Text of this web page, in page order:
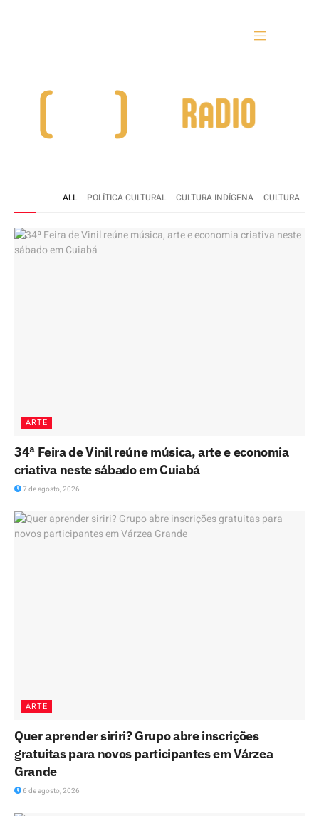
ALL POLÍTICA CULTURAL CULTURA INDÍGENA CULTURA
ARTE
34ª Feira de Vinil reúne música, arte e economia
criativa neste sábado em Cuiabá
7 de agosto, 2026
ARTE
Quer aprender siriri? Grupo abre inscrições
gratuitas para novos participantes em Várzea
Grande
6 de agosto, 2026